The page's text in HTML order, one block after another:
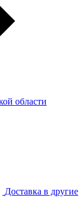
области
Доставка в другие